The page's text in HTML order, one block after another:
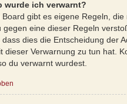
wurde ich verwarnt?
Board gibt es eigene Regeln,
gegen eine dieser Regeln
dass dies die Entscheidung der
dieser Verwarnung zu tun hat.
du verwarnt wurdest.